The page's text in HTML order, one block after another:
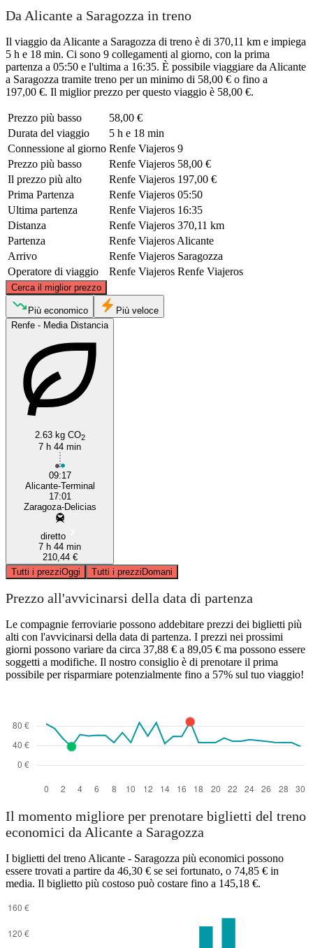
Da Alicante a Saragozza in treno
Il viaggio da Alicante a Saragozza di treno è di 370,11 km e impiega
5 h e 18 min. Ci sono 9 collegamenti al giorno, con la prima
partenza a 05:50 e l'ultima a 16:35. È possibile viaggiare da Alicante
a Saragozza tramite treno per un minimo di 58,00 € o fino a
197,00 €. Il miglior prezzo per questo viaggio è 58,00 €.
Prezzo più basso
58,00 €
Durata del viaggio
5 h e 18 min
Connessione al giorno Renfe Viajeros 9
Prezzo più basso
Renfe Viajeros 58,00 €
Il prezzo più alto
Renfe Viajeros 197,00 €
Prima Partenza
Renfe Viajeros 05:50
Ultima partenza
Renfe Viajeros 16:35
Distanza
Renfe Viajeros 370,11 km
Partenza
Renfe Viajeros Alicante
Arrivo
Renfe Viajeros Saragozza
Operatore di viaggio
Renfe Viajeros Renfe Viajeros
Cerca il miglior prezzo
Saragossa
©CARTO, ©OpenStreetMap
Più economico
Più veloce
Renfe - Media Distancia
2.63 kg CO2
7 h 44 min
09:17
Alicante-Terminal
17:01
Zaragoza-Delicias
diretto
7 h 44 min
210,44 €
Tutti i prezziOggi Tutti i prezziDomani
Prezzo all'avvicinarsi della data di partenza
Le compagnie ferroviarie possono addebitare prezzi dei biglietti più
alti con l'avvicinarsi della data di partenza. I prezzi nei prossimi
giorni possono variare da circa 37,88 € a 89,05 € ma possono essere
soggetti a modifiche. Il nostro consiglio è di prenotare il prima
possibile per risparmiare potenzialmente fino a 57% sul tuo viaggio!
Il momento migliore per prenotare biglietti del treno
economici da Alicante a Saragozza
I biglietti del treno Alicante - Saragozza più economici possono
essere trovati a partire da 46,30 € se sei fortunato, o 74,85 € in
media. Il biglietto più costoso può costare fino a 145,18 €.